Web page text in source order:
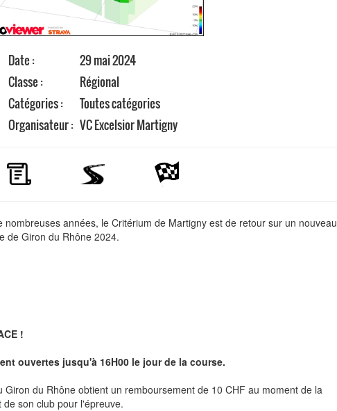
Date :
29 mai 2024
Classe :
Régional
Catégories :
Toutes catégories
Organisateur : VC Excelsior Martigny
années, le Critérium de Martigny est de retour sur un nouveau
de Giron du Rhône 2024.
!
ouvertes jusqu'à 16H00 le jour de la course.
du Rhône obtient un remboursement de 10 CHF au moment de la
son club pour l'épreuve.